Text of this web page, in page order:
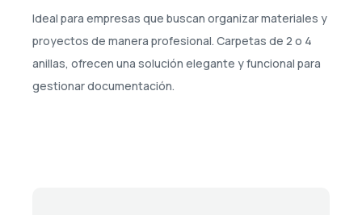
Ideal para empresas que buscan organizar materiales y
proyectos de manera profesional. Carpetas de 2 o 4
anillas, ofrecen una solución elegante y funcional para
gestionar documentación.